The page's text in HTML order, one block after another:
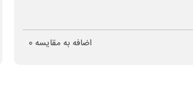
اضافه به مقایسه 0